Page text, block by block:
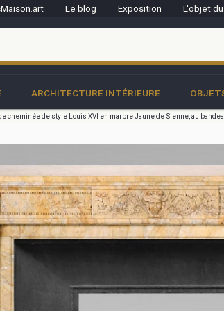
Le blog Exposition L'objet
ARCHITECTURE INTÉRIEURE
cheminée de style Louis XVI en marbre Jaune de Sienne, au